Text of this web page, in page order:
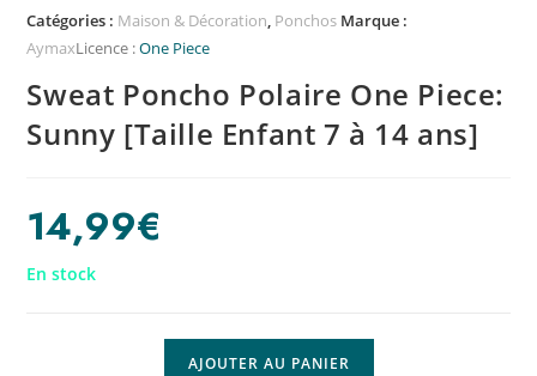
Catégories : Maison & Décoration, Ponchos Marque :
AymaxLicence :One Piece
Sweat Poncho Polaire One Piece:
Sunny [Taille Enfant 7 à 14 ans]
14,99€
En stock
AJOUTER AU PANIER